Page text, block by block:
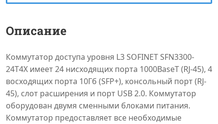
Описание
Коммутатор доступа уровня L3 SOFINET SFN3300-
24T4X имеет 24 нисходящих порта 1000BaseT (RJ-45), 4
восходящих порта 10Гб (SFP+), консольный порт (RJ-
45), слот расширения и порт USB 2.0. Коммутатор
оборудован двумя сменными блоками питания.
Коммутатор предоставляет все необходимые